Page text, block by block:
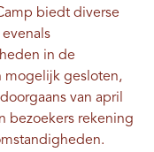
biedt diverse
in de
mogelijk gesloten,
van april
bezoekers rekening